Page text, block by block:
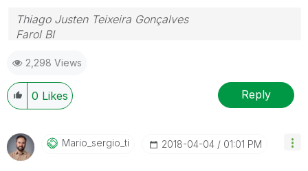
Thiago Justen Teixeira Gonçalves
Farol BI
Skype: justen.thiago
2,298 Views
0 Likes Reply
Mario_sergio_ti ‎2018-04-04 01:01 PM